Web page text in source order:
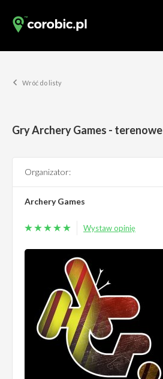
Wróć do listy
Gry Archery Games - terenowe
Organizator:
Archery Games
Wystaw opinię